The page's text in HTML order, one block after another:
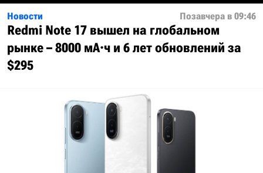
Новости Позавчера в 09:46
Redmi Note 17 вышел на глобальном
рынке – 8000 мА·ч и 6 лет обновлений за
$295